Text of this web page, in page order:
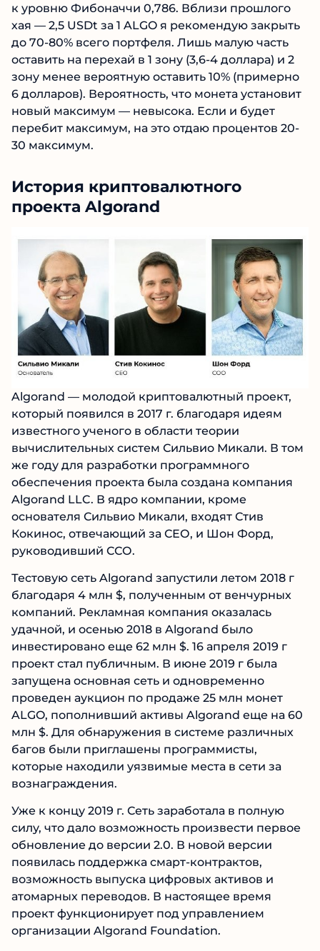
к уровню Фибоначчи 0,786. Вблизи прошлого
хая — 2,5 USDt за 1 ALGO я рекомендую закрыть
до 70-80% всего портфеля. Лишь малую часть
оставить на перехай в 1 зону (3,6-4 доллара) и 2
зону менее вероятную оставить 10% (примерно
6 долларов). Вероятность, что монета установит
новый максимум — невысока. Если и будет
перебит максимум, на это отдаю процентов 20-
30 максимум.
История криптовалютного
проекта Algorand
Algorand — молодой криптовалютный проект,
который появился в 2017 г. благодаря идеям
известного ученого в области теории
вычислительных систем Сильвио Микали. В том
же году для разработки программного
обеспечения проекта была создана компания
Algorand LLC. В ядро компании, кроме
основателя Сильвио Микали, входят Стив
Кокинос, отвечающий за СЕО, и Шон Форд,
руководивший ССО.
Тестовую сеть Algorand запустили летом 2018 г
благодаря 4 млн $, полученным от венчурных
компаний. Рекламная компания оказалась
удачной, и осенью 2018 в Algorand было
инвестировано еще 62 млн $. 16 апреля 2019 г
проект стал публичным. В июне 2019 г была
запущена основная сеть и одновременно
проведен аукцион по продаже 25 млн монет
ALGO, пополнивший активы Algorand еще на 60
млн $. Для обнаружения в системе различных
багов были приглашены программисты,
которые находили уязвимые места в сети за
вознаграждения.
Уже к концу 2019 г. Сеть заработала в полную
силу, что дало возможность произвести первое
обновление до версии 2.0. В новой версии
появилась поддержка смарт-контрактов,
возможность выпуска цифровых активов и
атомарных переводов. В настоящее время
проект функционирует под управлением
организации Algorand Foundation.